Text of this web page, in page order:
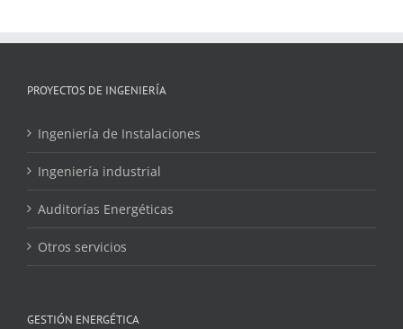
PROYECTOS DE INGENIERÍA
Ingeniería de Instalaciones
Ingeniería industrial
Auditorías Energéticas
Otros servicios
GESTIÓN ENERGÉTICA